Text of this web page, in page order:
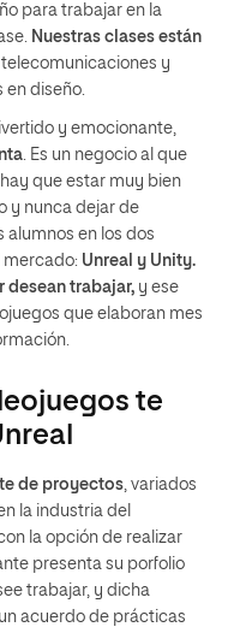
para trabajar en la
Nuestras clases están
, telecomunicaciones y
diseño.
y emocionante,
. Es un negocio al que
que estar muy bien
y nunca dejar de
alumnos en los dos
mercado: Unreal y Unity.
desean trabajar, y ese
que elaboran mes
te
de proyectos , variados
la industria del
la opción de realizar
presenta su porfolio
trabajar, y dicha
acuerdo de prácticas